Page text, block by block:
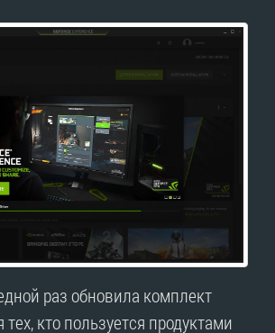
раз обновила комплект
кто пользуется продуктами